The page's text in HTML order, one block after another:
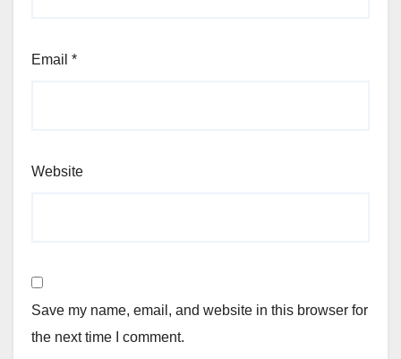
Email *
Website
Save my name, email, and website in this browser for
the next time I comment.